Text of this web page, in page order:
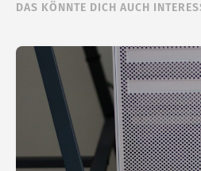
DAS KÖNNTE DICH AUCH